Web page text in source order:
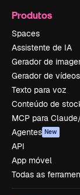
Produtos
Spaces
Assistente de IA
Gerador de
Gerador de vídeos
Texto para voz
Conteúdo de
MCP para
Agentes New
API
App móvel
Todas as